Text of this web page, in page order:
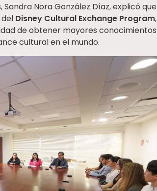
Nora González Díaz, explicó que
Disney Cultural Exchange Program,
de obtener mayores conocimientos
cultural en el mundo.